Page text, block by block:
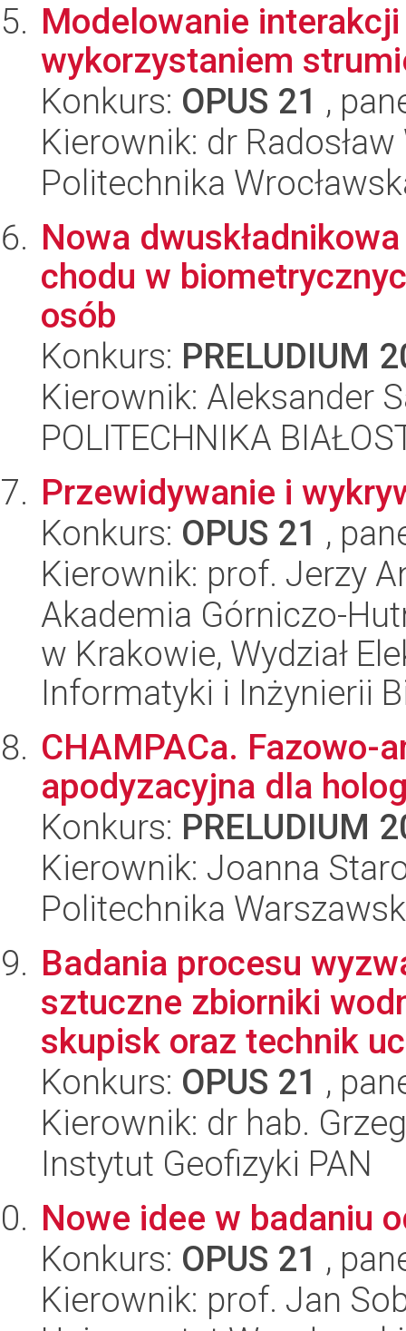
Modelowanie
wykorzystaniem
Konkurs: OPUS 21 ,
Kierownik: dr
Politechnika
Nowa
chodu w
osób
Konkurs: PRELUDIUM
Kierownik: Aleksander
POLITECHNIKA
Przewidywanie i
Konkurs: OPUS 21 ,
Kierownik: prof. Jerzy
Akademia Górniczo-
w Krakowie, Wydział
Informatyki i Inżynierii
CHAMPACa. Fazowo-
apodyzacyjna dla
Konkurs: PRELUDIUM
Kierownik: Joanna
Politechnika
Badania procesu
sztuczne zbiorniki
skupisk oraz technik
Konkurs: OPUS 21 ,
Kierownik: dr hab.
Instytut Geofizyki PAN
Nowe idee w badaniu
Konkurs: OPUS 21 ,
Kierownik: prof. Jan